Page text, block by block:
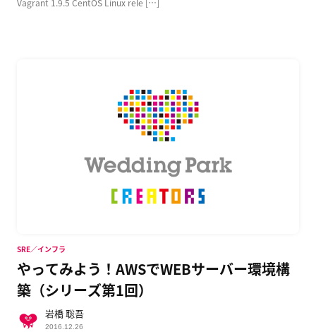
Vagrant 1.9.5 CentOS Linux rele […]
やってみよう！AWSでWEBサーバー環境構
築（シリーズ第1回）
SRE／インフラ
岩橋 聡吾
2016.12.26